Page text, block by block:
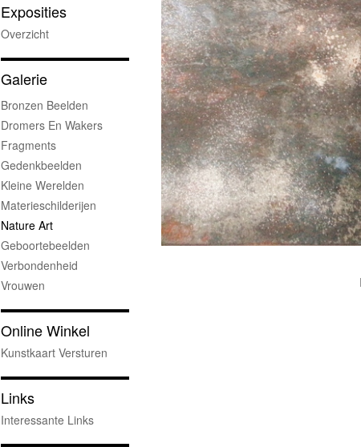
Exposities
Overzicht
Galerie
Bronzen Beelden
Dromers En Wakers
Fragments
Gedenkbeelden
Kleine Werelden
Materieschilderijen
Nature Art
Geboortebeelden
Verbondenheid
Vrouwen
Online Winkel
Kunstkaart Versturen
Links
Interessante Links